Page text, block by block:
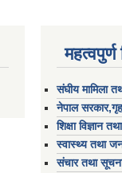
संघीय मामिला
नेपाल
शिक्षा विज्ञान
स्वास्थ्य तथा
संचार तथा